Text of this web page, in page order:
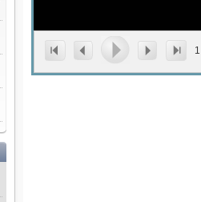
1